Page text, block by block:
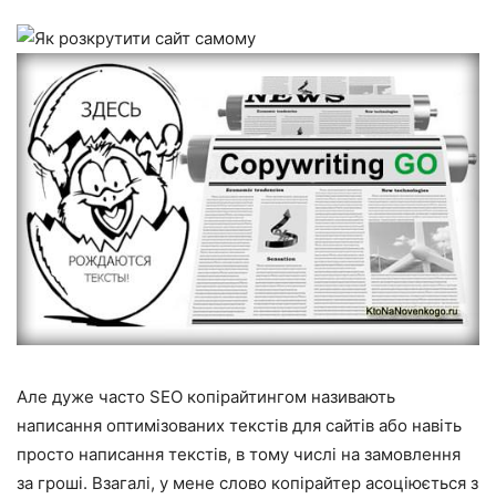
Але дуже часто SEO копірайтингом називають
написання оптимізованих текстів для сайтів або навіть
просто написання текстів, в тому числі на замовлення
за гроші. Взагалі, у мене слово копірайтер асоціюється з